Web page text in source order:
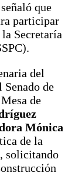
que
participar
Secretaría
del
de
de
Mónica
de la
solicitando